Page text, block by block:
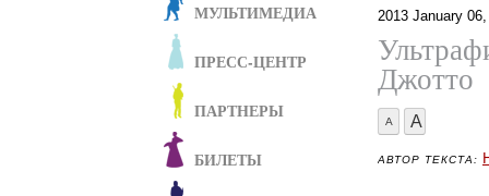
МУЛЬТИМЕДИА
ПРЕСС-ЦЕНТР
ПАРТНЕРЫ
БИЛЕТЫ
2013 January
Джотто
A A
АВТОР ТЕКСТА: